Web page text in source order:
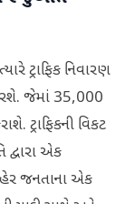
ટ્રાફિક નિવારણ
જેમાં 35,000
ટ્રાફિકની વિકટ
દ્વારા એક
જનતાના એક